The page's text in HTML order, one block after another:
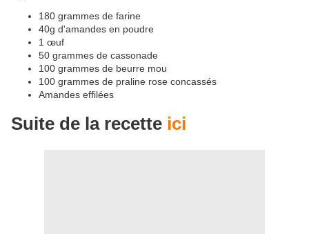
180 grammes de farine
40g d'amandes en poudre
1 œuf
50 grammes de cassonade
100 grammes de beurre mou
100 grammes de praline rose concassés
Amandes effilées
Suite de la recette ici